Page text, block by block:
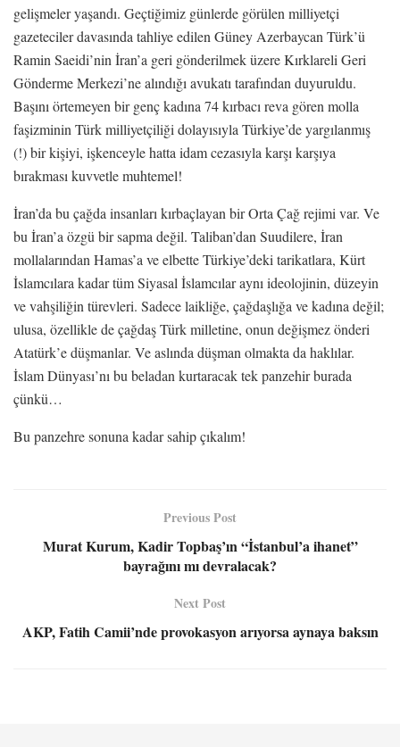
gelişmeler yaşandı. Geçtiğimiz günlerde görülen milliyetçi
gazeteciler davasında tahliye edilen Güney Azerbaycan Türk’ü
Ramin Saeidi’nin İran’a geri gönderilmek üzere Kırklareli Geri
Gönderme Merkezi’ne alındığı avukatı tarafından duyuruldu.
Başını örtemeyen bir genç kadına 74 kırbacı reva gören molla
faşizminin Türk milliyetçiliği dolayısıyla Türkiye’de yargılanmış
(!) bir kişiyi, işkenceyle hatta idam cezasıyla karşı karşıya
bırakması kuvvetle muhtemel!
İran’da bu çağda insanları kırbaçlayan bir Orta Çağ rejimi var. Ve
bu İran’a özgü bir sapma değil. Taliban’dan Suudilere, İran
mollalarından Hamas’a ve elbette Türkiye’deki tarikatlara, Kürt
İslamcılara kadar tüm Siyasal İslamcılar aynı ideolojinin, düzeyin
ve vahşiliğin türevleri. Sadece laikliğe, çağdaşlığa ve kadına değil;
ulusa, özellikle de çağdaş Türk milletine, onun değişmez önderi
Atatürk’e düşmanlar. Ve aslında düşman olmakta da haklılar.
İslam Dünyası’nı bu beladan kurtaracak tek panzehir burada
çünkü…
Bu panzehre sonuna kadar sahip çıkalım!
Previous Post
Murat Kurum, Kadir Topbaş’ın “İstanbul’a ihanet”
bayrağını mı devralacak?
Next Post
AKP, Fatih Camii’nde provokasyon arıyorsa aynaya baksın